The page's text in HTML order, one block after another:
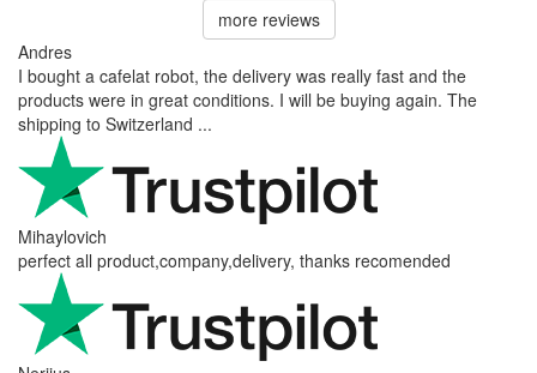
more reviews
Andres
I bought a cafelat robot, the delivery was really fast and the
products were in great conditions. I will be buying again. The
shipping to Switzerland ...
Mihaylovich
perfect all product,company,delivery, thanks recomended